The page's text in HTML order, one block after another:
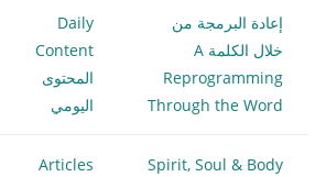
إعادة البرمجة من
خلال الكلمة A
Reprogramming
Through the Word
Daily
Content
المحتوى
اليومي
Spirit, Soul & Body
Articles